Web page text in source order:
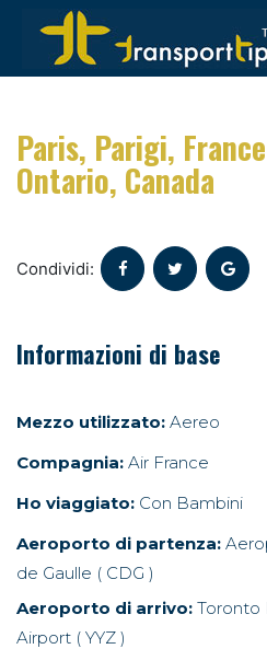
Paris, Parigi,
Ontario, Canada
Condividi:
Informazioni di base
Mezzo utilizzato: Aereo
Compagnia: Air France
Ho viaggiato: Con Bambini
Aeroporto di partenza:
de Gaulle ( CDG )
Aeroporto di arrivo: Toronto
Airport ( YYZ )